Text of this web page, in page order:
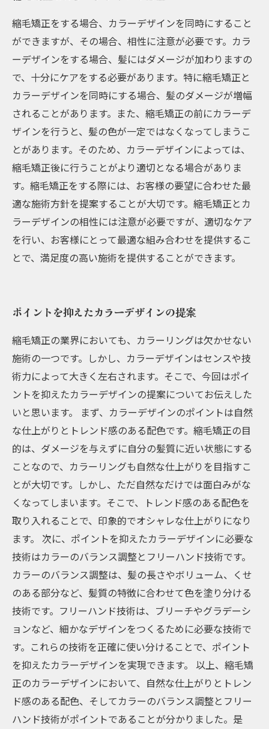
縮毛矯正をする場合、カラーデザインを同時にすること
ができますが、その場合、相性に注意が必要です。カラ
ーデザインをする場合、髪にはダメージが加わりますの
で、十分にケアをする必要があります。特に縮毛矯正と
カラーデザインを同時にする場合、髪のダメージが増幅
されることがあります。また、縮毛矯正の前にカラーデ
ザインを行うと、髪の色が一定ではなくなってしまうこ
とがあります。そのため、カラーデザインによっては、
縮毛矯正後に行うことがより適切となる場合がありま
す。縮毛矯正をする際には、お客様の要望に合わせた最
適な施術方針を提案することが大切です。縮毛矯正とカ
ラーデザインの相性には注意が必要ですが、適切なケア
を行い、お客様にとって最適な組み合わせを提供するこ
とで、満足度の高い施術を提供することができます。
ポイントを抑えたカラーデザインの提案
縮毛矯正の業界においても、カラーリングは欠かせない
施術の一つです。しかし、カラーデザインはセンスや技
術力によって大きく左右されます。そこで、今回はポイ
ントを抑えたカラーデザインの提案についてお伝えした
いと思います。 まず、カラーデザインのポイントは自然
な仕上がりとトレンド感のある配色です。縮毛矯正の目
的は、ダメージを与えずに自分の髪質に近い状態にする
ことなので、カラーリングも自然な仕上がりを目指すこ
とが大切です。しかし、ただ自然なだけでは面白みがな
くなってしまいます。そこで、トレンド感のある配色を
取り入れることで、印象的でオシャレな仕上がりになり
ます。 次に、ポイントを抑えたカラーデザインに必要な
技術はカラーのバランス調整とフリーハンド技術です。
カラーのバランス調整は、髪の長さやボリューム、くせ
のある部分など、髪質の特徴に合わせて色を塗り分ける
技術です。フリーハンド技術は、ブリーチやグラデーシ
ョンなど、細かなデザインをつくるために必要な技術で
す。これらの技術を正確に使い分けることで、ポイント
を抑えたカラーデザインを実現できます。 以上、縮毛矯
正のカラーデザインにおいて、自然な仕上がりとトレン
ド感のある配色、そしてカラーのバランス調整とフリー
ハンド技術がポイントであることが分かりました。是